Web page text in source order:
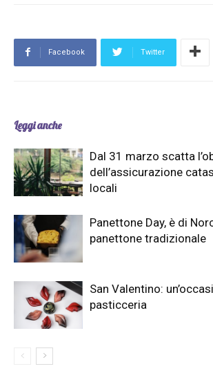
Facebook Twitter
Leggi anche
Dal 31 marzo scatta
dell’assicurazione
locali
Panettone Day, è di
panettone tradizionale
San Valentino:
pasticceria